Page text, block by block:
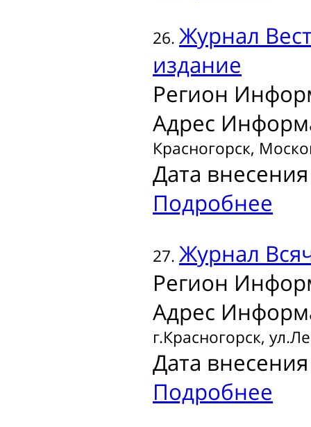
26. Журнал
издание
Регион
Адрес
Красногорск,
Дата
Подробнее
27. Журнал
Регион
Адрес
г.Красногорск,
Дата
Подробнее